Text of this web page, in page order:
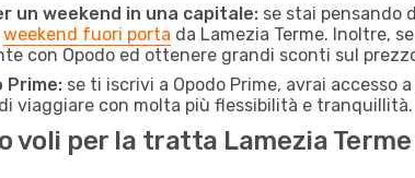
un weekend in una capitale: se stai pensando
weekend fuori porta da Lamezia Terme. Inoltre,
con Opodo ed ottenere grandi sconti sul
Prime: se ti iscrivi a Opodo Prime, avrai accesso
viaggiare con molta più flessibilità e tranquillità.
voli per la tratta Lamezia